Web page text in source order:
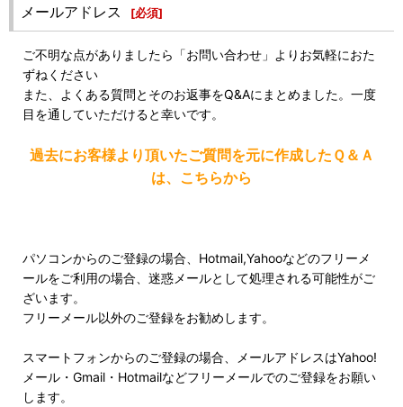
メールアドレス [必須]
ご不明な点がありましたら「お問い合わせ」よりお気軽におた
ずねください
また、よくある質問とそのお返事をQ&Aにまとめました。一度
目を通していただけると幸いです。
過去にお客様より頂いたご質問を元に作成したＱ＆Ａ
は、こちらから
パソコンからのご登録の場合、Hotmail,Yahooなどのフリーメ
ールをご利用の場合、迷惑メールとして処理される可能性がご
ざいます。
フリーメール以外のご登録をお勧めします。
スマートフォンからのご登録の場合、メールアドレスはYahoo!
メール・Gmail・Hotmailなどフリーメールでのご登録をお願い
します。